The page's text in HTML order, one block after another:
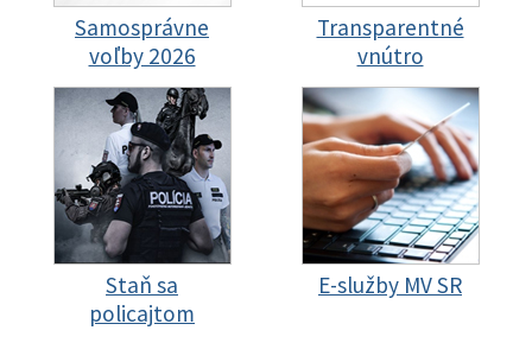
Samosprávne
voľby 2026
Transparentné
vnútro
Staň sa
policajtom
E-služby MV SR